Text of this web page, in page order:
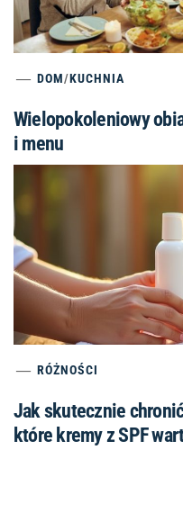
DOM/KUCHNIA
Wielopokoleniowy
i menu
RÓŻNOŚCI
Jak skutecznie
które kremy z SPF